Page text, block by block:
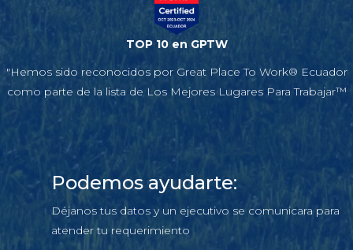
TOP 10 en GPTW
"Hemos sido reconocidos por Great Place To Work® Ecuador
como parte de la lista de Los Mejores Lugares Para Trabajar™
Podemos ayudarte:
Déjanos tus datos y un ejecutivo se comunicara para
atender tu requerimiento